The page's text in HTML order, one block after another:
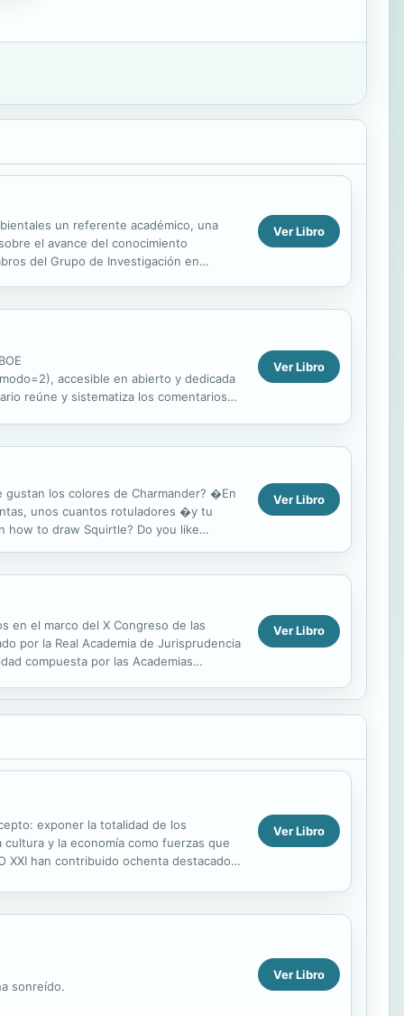
un referente académico, una
el avance del conocimiento
del Grupo de Investigación en
Ver Libro
accesible en abierto y dedicada
reúne y sistematiza los comentarios
Ver Libro
los colores de Charmander? �En
unos cuantos rotuladores �y tu
to draw Squirtle? Do you like
Ver Libro
en el marco del X Congreso de las
por la Real Academia de Jurisprudencia
compuesta por las Academias
Ver Libro
exponer la totalidad de los
y la economía como fuerzas que
XXI han contribuido ochenta destacados
Ver Libro
sonreído.
Ver Libro